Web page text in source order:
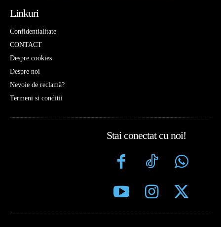
Linkuri
Confidentialitate
CONTACT
Despre cookies
Despre noi
Nevoie de reclamă?
Termeni si conditii
Stai conectat cu noi!